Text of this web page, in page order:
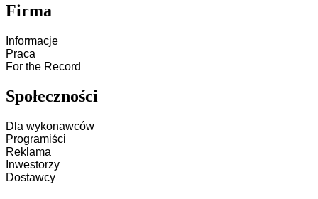
Firma
Informacje
Praca
For the Record
Społeczności
Dla wykonawców
Programiści
Reklama
Inwestorzy
Dostawcy